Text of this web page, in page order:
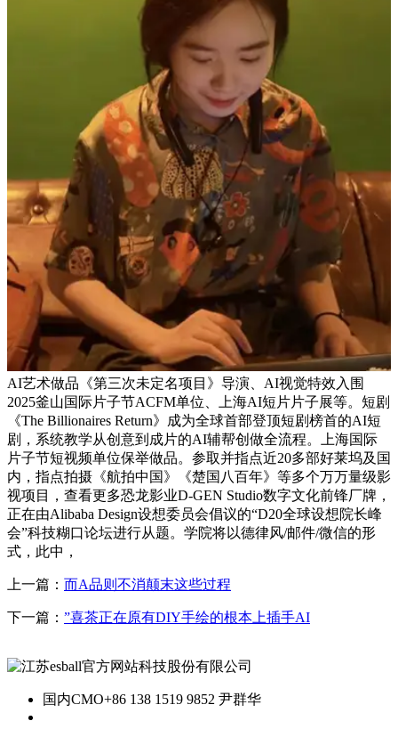
AI艺术做品《第三次未定名项目》导演、AI视觉特效入围
2025釜山国际片子节ACFM单位、上海AI短片片子展等。短剧
《The Billionaires Return》成为全球首部登顶短剧榜首的AI短
剧，系统教学从创意到成片的AI辅帮创做全流程。上海国际
片子节短视频单位保举做品。参取并指点近20多部好莱坞及国
内，指点拍摄《航拍中国》《楚国八百年》等多个万万量级影
视项目，查看更多恐龙影业D-GEN Studio数字文化前锋厂牌，
正在由Alibaba Design设想委员会倡议的“D20全球设想院长峰
会”科技糊口论坛进行从题。学院将以德律风/邮件/微信的形
式，此中，
上一篇： 而A品则不消颠末这些过程
下一篇： ”喜茶正在原有DIY手绘的根本上插手AI
国内CMO+86 138 1519 9852 尹群华